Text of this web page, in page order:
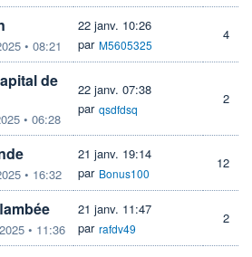
• 08:21
22 janv. 10:26
par M5605325
4
de
• 06:28
22 janv. 07:38
par qsdfdsq
2
• 16:32
21 janv. 19:14
par Bonus100
12
• 11:36
21 janv. 11:47
par rafdv49
2